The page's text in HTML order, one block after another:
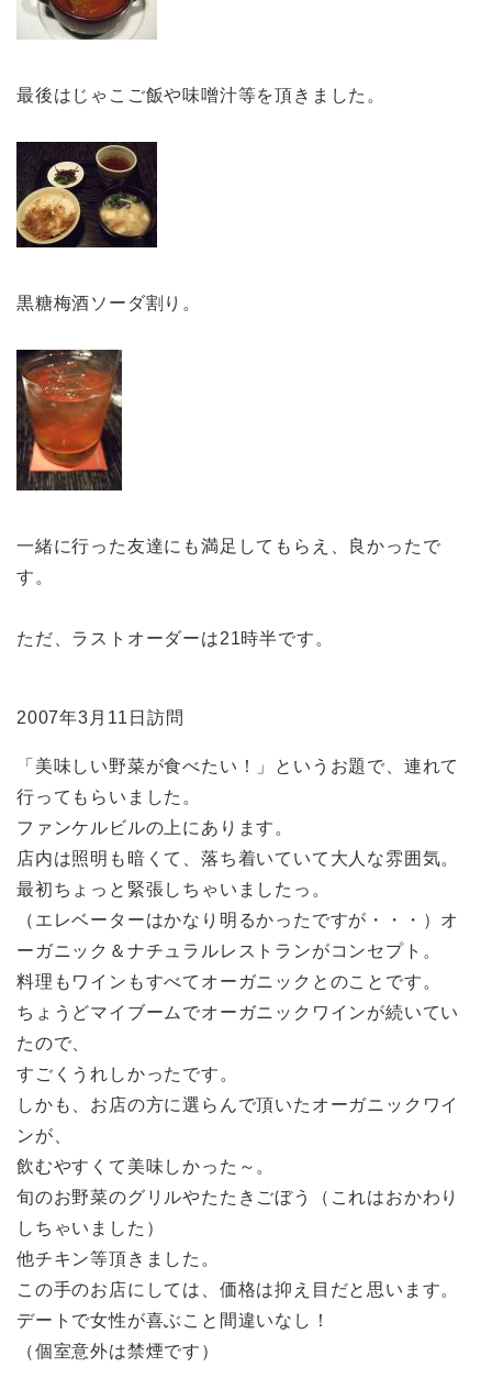
最後はじゃこご飯や味噌汁等を頂きました。
黒糖梅酒ソーダ割り。
一緒に行った友達にも満足してもらえ、良かったで
す。
ただ、ラストオーダーは21時半です。
2007年3月11日訪問
「美味しい野菜が食べたい！」というお題で、連れて
行ってもらいました。
ファンケルビルの上にあります。
店内は照明も暗くて、落ち着いていて大人な雰囲気。
最初ちょっと緊張しちゃいましたっ。
（エレベーターはかなり明るかったですが・・・）オ
ーガニック＆ナチュラルレストランがコンセプト。
料理もワインもすべてオーガニックとのことです。
ちょうどマイブームでオーガニックワインが続いてい
たので、
すごくうれしかったです。
しかも、お店の方に選らんで頂いたオーガニックワイ
ンが、
飲むやすくて美味しかった～。
旬のお野菜のグリルやたたきごぼう（これはおかわり
しちゃいました）
他チキン等頂きました。
この手のお店にしては、価格は抑え目だと思います。
デートで女性が喜ぶこと間違いなし！
（個室意外は禁煙です）